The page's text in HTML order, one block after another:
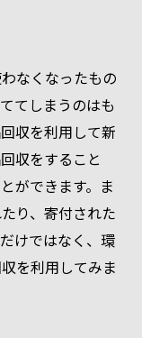
なくなったもの
てしまうのはも
収を利用して新
収をすること
ができます。ま
り、寄付された
けではなく、環
を利用してみま